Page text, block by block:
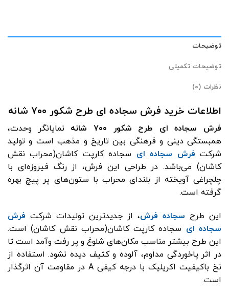
توضیحات
توضیحات تکمیلی
نظرات (0)
اطلاعات خرید فرش سجاده ای طرح شکور ۷۰۰ شانه
فرش سجاده ای طرح شکور ۷۰۰ شانه
نمایانگر وحدت،
همبستگی دینی و فرهنگی بین تاریخ و مذهب است و تولید
شرکت فرش سجاده ای سجاده‌ کارپت کاشان(محراب نقش
کاشان) می‌باشد. در طراحی این فرش، از رنگ فیروزه‌ای با
چلچراغی آویخته از بلندای محراب با ستون‌های پر پیچ بهره
گرفته است.
این طرح سجاده فرش، از جدیدترین تولیدات شرکت فرش
سجاده ای سجاده کارپت کاشان(محراب‌ نقش‌ کاشان) است.
این طرح بیشتر مناسب مکان‌های شلوغ و پر رفت و‌آمد است تا
در اثر پاخوردگی مداوم، آلوده و کثیف دیده نشود. استفاده از
نخ‌ باکیفیت اکریلیک با درجه کیفی A در مقاومت آن اثرگذار
است.